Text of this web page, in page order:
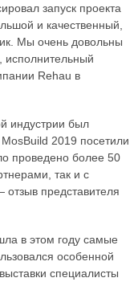
запуск проекта
и качественный,
Мы очень довольны
исполнительный
Rehau в
индустрии был
2019 посетили
проведено более 50
так и с
представителя
в этом году самые
особенной
специалисты